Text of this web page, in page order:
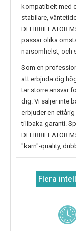
kompatibelt med
stabilare,
DEFIBRILLATOR
passar olika
närsomhelst, och
Som en
att erbjuda dig
tar större ansvar
dig. Vi säljer inte
erbjuder en
tillbaka-garanti.
DEFIBRILLATOR
"kärn"-quality,
Flera